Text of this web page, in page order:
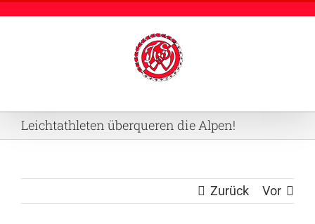
Leichtathleten überqueren die Alpen!
Zurück Vor